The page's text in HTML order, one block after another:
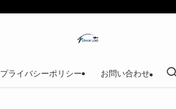
プライバシーポリシー お問い合わせ